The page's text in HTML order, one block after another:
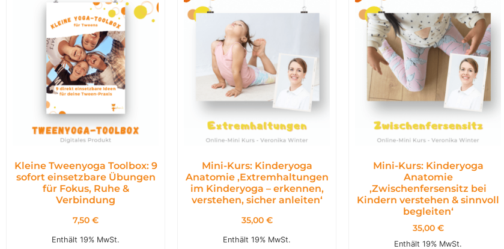
Kleine Tweenyoga Toolbox: 9
sofort einsetzbare Übungen
für Fokus, Ruhe &
Verbindung
7,50 €
Enthält 19% MwSt.
Mini-Kurs: Kinderyoga
Anatomie ,Extremhaltungen
im Kinderyoga – erkennen,
verstehen, sicher anleiten‘
35,00 €
Enthält 19% MwSt.
Mini-Kurs: Kinderyoga
Anatomie
,Zwischenfersensitz bei
Kindern verstehen & sinnvoll
begleiten‘
35,00 €
Enthält 19% MwSt.